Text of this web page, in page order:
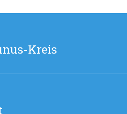
Kreis